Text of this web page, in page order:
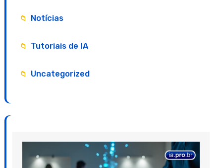
Notícias
Tutoriais de IA
Uncategorized